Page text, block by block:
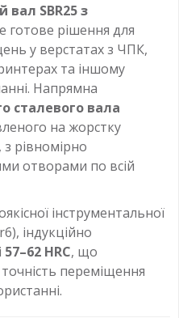
SBR25 з
готове рішення для
у верстатах з ЧПК,
та іншому
Напрямна
сталевого вала
на жорстку
з рівномірно
отворами по всій
інструментальної
індукційно
57–62 HRC, що
точність переміщення